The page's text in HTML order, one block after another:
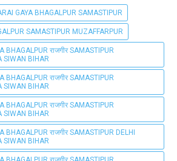
GAYA BHAGALPUR SAMASTIPUR
SAMASTIPUR MUZAFFARPUR
BHAGALPUR राजगीर SAMASTIPUR
SIWAN BIHAR
BHAGALPUR राजगीर SAMASTIPUR
SIWAN BIHAR
BHAGALPUR राजगीर SAMASTIPUR
SIWAN BIHAR
BHAGALPUR राजगीर SAMASTIPUR DELHI
SIWAN BIHAR